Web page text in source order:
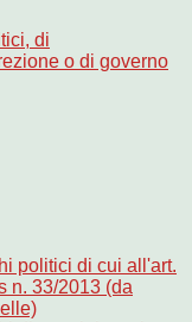
di
o di governo
politici di cui all'art.
n. 33/2013 (da